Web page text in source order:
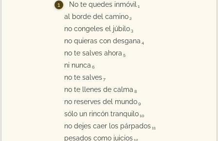
No te quedes inmóvil 1
al borde del camino 2
no congeles el júbilo 3
no quieras con desgana 4
no te salves ahora 5
ni nunca 6
no te salves 7
no te llenes de calma 8
no reserves del mundo 9
sólo un rincón tranquilo 10
no dejes caer los párpados 11
pesados como juicios 12